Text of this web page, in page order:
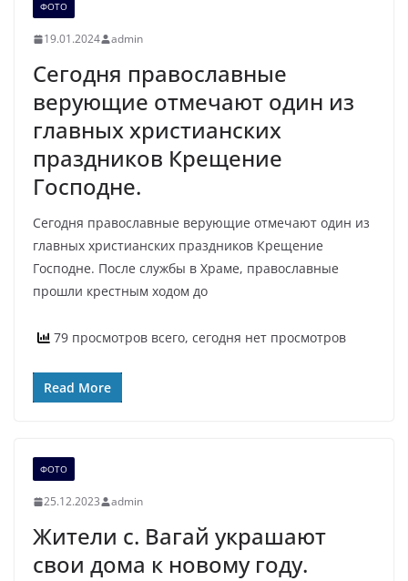
ФОТО
19.01.2024 admin
Сегодня православные
верующие отмечают один из
главных христианских
праздников Крещение
Господне.
Сегодня православные верующие отмечают один из
главных христианских праздников Крещение
Господне. После службы в Храме, православные
прошли крестным ходом до
79 просмотров всего, сегодня нет просмотров
Read More
ФОТО
25.12.2023 admin
Жители с. Вагай украшают
свои дома к новому году.